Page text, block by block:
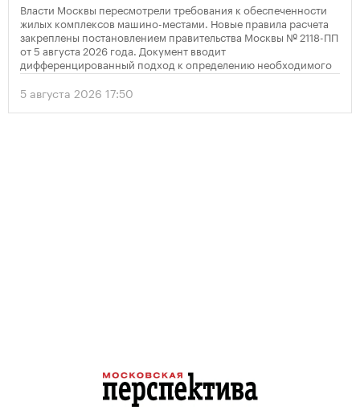
Власти Москвы пересмотрели требования к обеспеченности
жилых комплексов машино-местами. Новые правила расчета
закреплены постановлением правительства Москвы № 2118-ПП
от 5 августа 2026 года. Документ вводит
дифференцированный подход к определению необходимого
количества парковок в зависимости от площади квартир и
устанавливает переходный период для уже согласованных
проектов.
5 августа 2026 17:50